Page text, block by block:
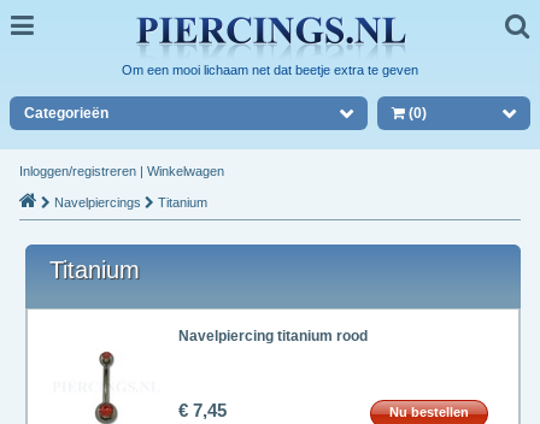
Om een mooi lichaam net dat beetje extra te geven
Categorieën (0)
Inloggen/registreren | Winkelwagen
Navelpiercings Titanium
Titanium
Navelpiercing titanium rood
€ 7,45 Nu bestellen